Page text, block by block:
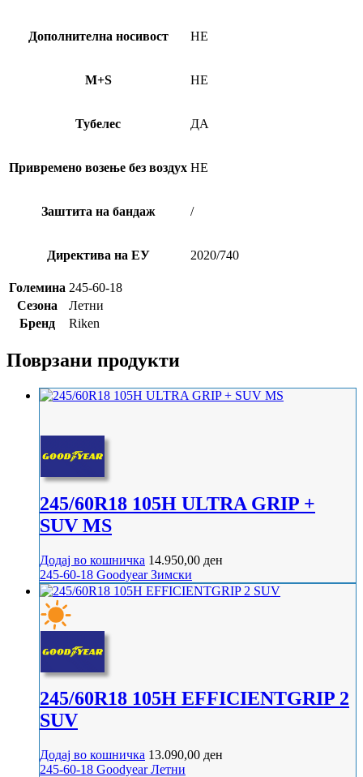
Дополнителна носивост НЕ
M+S НЕ
Тубелес ДА
Привремено возење без воздух НЕ
Заштита на бандаж /
Директива на ЕУ 2020/740
Големина 245-60-18
Сезона
Летни
Бренд
Riken
Поврзани продукти
245/60R18 105H ULTRA GRIP +
SUV MS
Додај во кошничка 14.950,00 ден
245-60-18 GoodyearЗимски
245/60R18 105H EFFICIENTGRIP 2
SUV
Додај во кошничка 13.090,00 ден
245-60-18 GoodyearЛетни